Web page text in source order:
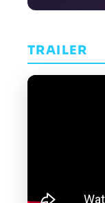
TRAILER